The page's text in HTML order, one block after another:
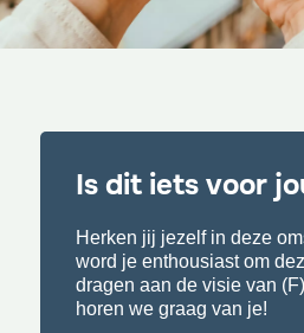
Is dit iets voor
Herken jij jezelf in deze
word je enthousiast om
dragen aan de visie van
horen we graag van je!